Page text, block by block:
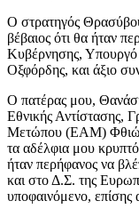
Ο στρατηγός
βέβαιος ότι θα ήταν
Κυβέρνησης, Υπουργό
Οξφόρδης, και άξιο
Ο πατέρας μου,
Εθνικής Αντίστασης,
Μετώπου (ΕΑΜ)
τα αδέλφια μου
ήταν περήφανος να
και στο Δ.Σ. της
υποφαινόμενο, επίσης